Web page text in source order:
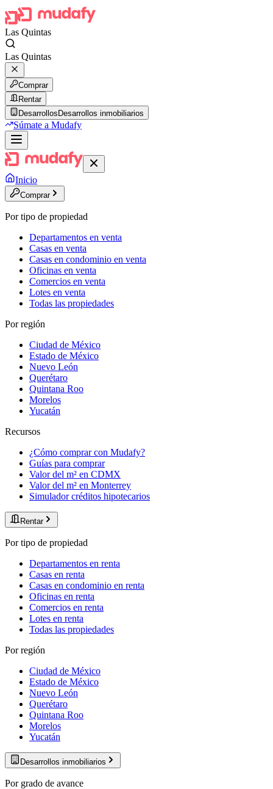
Las Quintas
Las Quintas
Comprar
Rentar
Desarrollos Desarrollos inmobiliarios
Súmate a Mudafy
Inicio
Comprar
Por tipo de propiedad
Departamentos en venta
Casas en venta
Casas en condominio en venta
Oficinas en venta
Comercios en venta
Lotes en venta
Todas las propiedades
Por región
Ciudad de México
Estado de México
Nuevo León
Querétaro
Quintana Roo
Morelos
Yucatán
Recursos
¿Cómo comprar con Mudafy?
Guías para comprar
Valor del m² en CDMX
Valor del m² en Monterrey
Simulador créditos hipotecarios
Rentar
Por tipo de propiedad
Departamentos en renta
Casas en renta
Casas en condominio en renta
Oficinas en renta
Comercios en renta
Lotes en renta
Todas las propiedades
Por región
Ciudad de México
Estado de México
Nuevo León
Querétaro
Quintana Roo
Morelos
Yucatán
Desarrollos inmobiliarios
Por grado de avance